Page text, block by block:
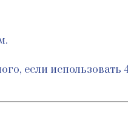
если использовать